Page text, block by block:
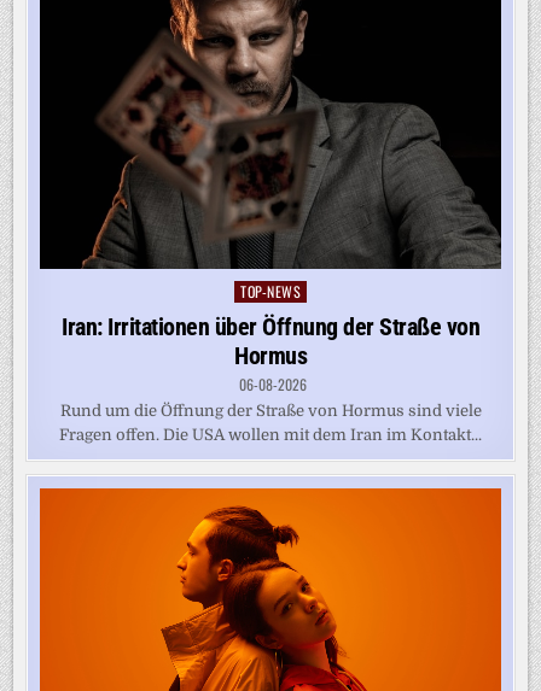
Posted
TOP-NEWS
Iran: Irritationen über Öffnung der Straße von
Hormus
06-08-2026
Rund um die Öffnung der Straße von Hormus sind viele
Fragen offen. Die USA wollen mit dem Iran im Kontakt...